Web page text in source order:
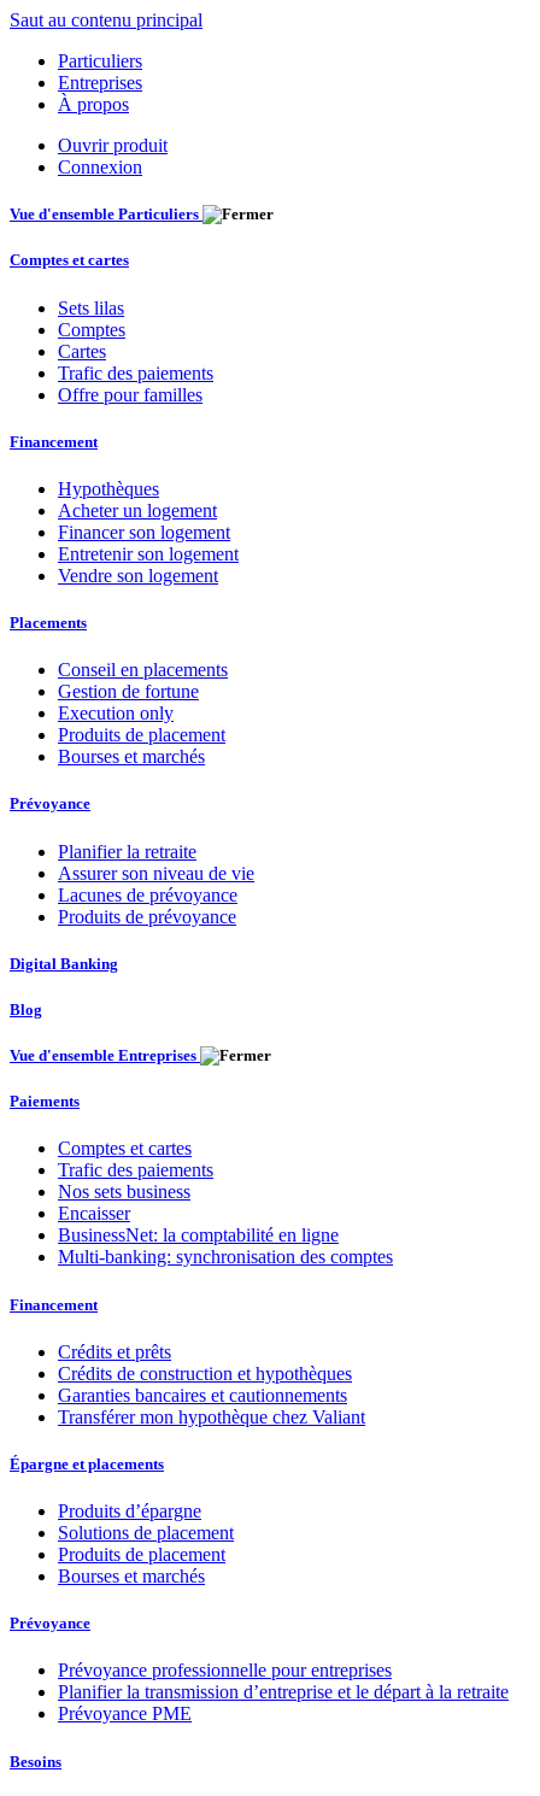
Saut au contenu principal
Particuliers
Entreprises
À propos
Ouvrir produit
Connexion
Vue d'ensemble Particuliers
Comptes et cartes
Sets lilas
Comptes
Cartes
Trafic des paiements
Offre pour familles
Financement
Hypothèques
Acheter un logement
Financer son logement
Entretenir son logement
Vendre son logement
Placements
Conseil en placements
Gestion de fortune
Execution only
Produits de placement
Bourses et marchés
Prévoyance
Planifier la retraite
Assurer son niveau de vie
Lacunes de prévoyance
Produits de prévoyance
Digital Banking
Blog
Vue d'ensemble Entreprises
Paiements
Comptes et cartes
Trafic des paiements
Nos sets business
Encaisser
BusinessNet: la comptabilité en ligne
Multi-banking: synchronisation des comptes
Financement
Crédits et prêts
Crédits de construction et hypothèques
Garanties bancaires et cautionnements
Transférer mon hypothèque chez Valiant
Épargne et placements
Produits d’épargne
Solutions de placement
Produits de placement
Bourses et marchés
Prévoyance
Prévoyance professionnelle pour entreprises
Planifier la transmission d’entreprise et le départ à la retraite
Prévoyance PME
Besoins